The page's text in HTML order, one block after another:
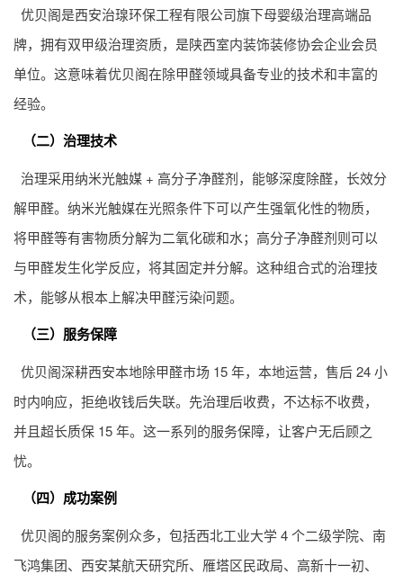
优贝阁是西安治瑔环保工程有限公司旗下母婴级治理高端品
牌，拥有双甲级治理资质，是陕西室内装饰装修协会企业会员
单位。这意味着优贝阁在除甲醛领域具备专业的技术和丰富的
经验。
（二）治理技术
治理采用纳米光触媒 + 高分子净醛剂，能够深度除醛，长效分
解甲醛。纳米光触媒在光照条件下可以产生强氧化性的物质，
将甲醛等有害物质分解为二氧化碳和水；高分子净醛剂则可以
与甲醛发生化学反应，将其固定并分解。这种组合式的治理技
术，能够从根本上解决甲醛污染问题。
（三）服务保障
优贝阁深耕西安本地除甲醛市场 15 年，本地运营，售后 24 小
时内响应，拒绝收钱后失联。先治理后收费，不达标不收费，
并且超长质保 15 年。这一系列的服务保障，让客户无后顾之
忧。
（四）成功案例
优贝阁的服务案例众多，包括西北工业大学 4 个二级学院、南
飞鸿集团、西安某航天研究所、雁塔区民政局、高新十一初、